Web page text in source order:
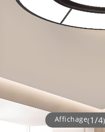
Affichage(1/4)